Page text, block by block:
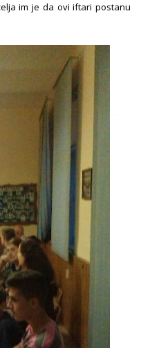
im je da ovi iftari postanu